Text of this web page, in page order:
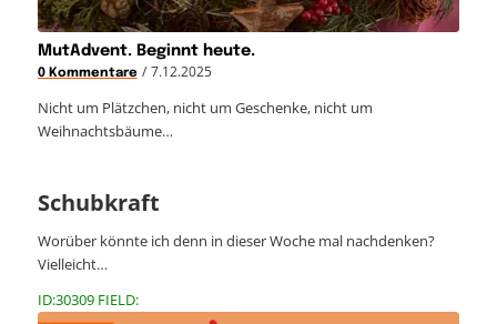
MutAdvent. Beginnt heute.
0 Kommentare / 7.12.2025
Nicht um Plätzchen, nicht um Geschenke, nicht um
Weihnachtsbäume…
Schubkraft
Worüber könnte ich denn in dieser Woche mal nachdenken?
Vielleicht…
ID:30309 FIELD: